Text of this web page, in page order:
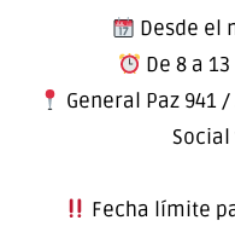
Desde el
De 8 a
General Paz 941
Fecha límite